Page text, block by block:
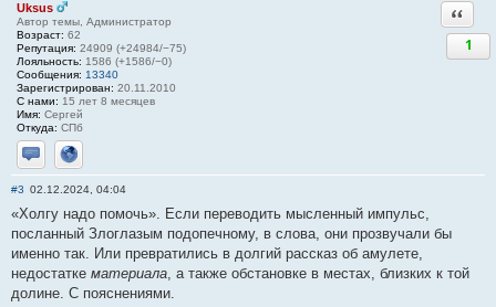
Uksus
Автор темы, Администратор
Возраст: 62
Репутация: 24909 (+24984/−75)
Лояльность: 1586 (+1586/−0)
Сообщения: 13340
Зарегистрирован: 20.11.2010
С нами: 15 лет 8 месяцев
Имя: Сергей
Откуда: СПб
Отправить личное сообщение
Сайт
1
#3 02.12.2024, 04:04
«Холгу надо помочь». Если переводить мысленный импульс,
посланный Злоглазым подопечному, в слова, они прозвучали бы
именно так. Или превратились в долгий рассказ об амулете,
недостатке материала, а также обстановке в местах, близких к той
долине. С пояснениями.